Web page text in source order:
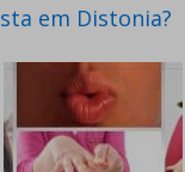
em Distonia?